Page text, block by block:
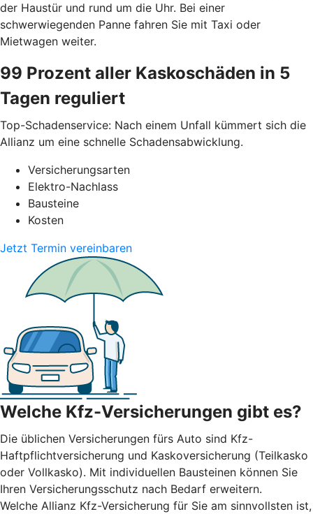
der Haustür und rund um die Uhr. Bei einer
schwerwiegenden Panne fahren Sie mit Taxi oder
Mietwagen weiter.
99 Prozent aller Kaskoschäden in 5
Tagen reguliert
Top-Schadenservice: Nach einem Unfall kümmert sich die
Allianz um eine schnelle Schadensabwicklung.
Versicherungsarten
Elektro-Nachlass
Bausteine
Kosten
Jetzt Termin vereinbaren
Welche Kfz-Versicherungen gibt es?
Die üblichen Versicherungen fürs Auto sind Kfz-
Haftpflichtversicherung und Kaskoversicherung (Teilkasko
oder Vollkasko). Mit individuellen Bausteinen können Sie
Ihren Versicherungsschutz nach Bedarf erweitern.
Welche Allianz Kfz-Versicherung für Sie am sinnvollsten ist,